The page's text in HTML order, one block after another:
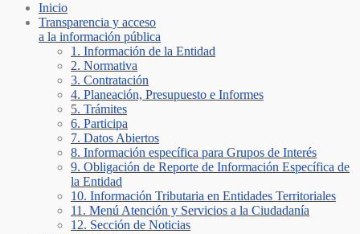
Inicio
Transparencia y acceso
a la información pública
1. Información de la Entidad
2. Normativa
3. Contratación
4. Planeación, Presupuesto e Informes
5. Trámites
6. Participa
7. Datos Abiertos
8. Información específica para Grupos de Interés
9. Obligación de Reporte de Información Específica de
la Entidad
10. Información Tributaria en Entidades Territoriales
11. Menú Atención y Servicios a la Ciudadanía
12. Sección de Noticias